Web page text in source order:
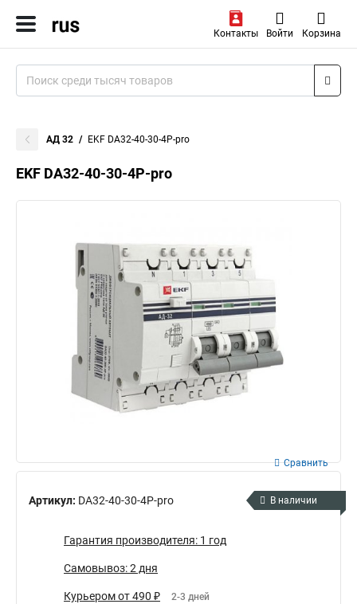
Контакты Войти Корзина
АД 32 EKF DA32-40-30-4P-pro
EKF DA32-40-30-4P-pro
Артикул: DA32-40-30-4P-pro
Сравнить
В наличии
Гарантия производителя: 1 год
Самовывоз: 2 дня
Курьером от 490 ₽ 2-3 дней